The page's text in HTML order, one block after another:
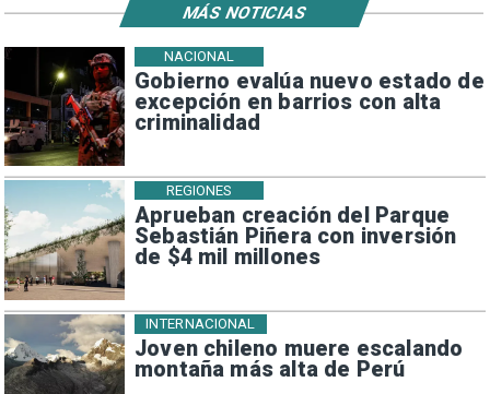
Gobierno evalúa nuevo estado de
excepción en barrios con alta
criminalidad
NACIONAL
Aprueban creación del Parque
Sebastián Piñera con inversión
de $4 mil millones
REGIONES
Joven chileno muere escalando
montaña más alta de Perú
INTERNACIONAL
MÁS NOTICIAS